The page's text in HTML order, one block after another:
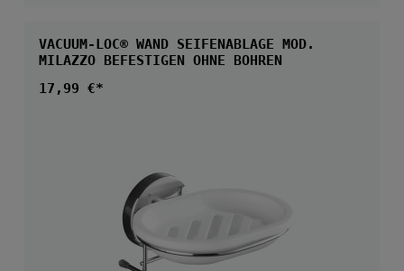
VACUUM-LOC® WAND SEIFENABLAGE MOD.
MILAZZO BEFESTIGEN OHNE BOHREN
Regulärer Preis:
17,99 €*